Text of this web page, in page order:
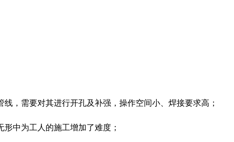
，需要对其进行开孔及补强，操作空间小、焊接要求高；
中为工人的施工增加了难度；